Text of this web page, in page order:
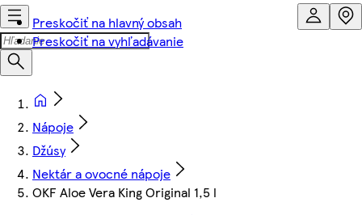
Preskočiť na hlavný obsah
Preskočiť na vyhľadávanie
Nápoje
Džúsy
Nektár a ovocné nápoje
OKF Aloe Vera King Original 1,5 l